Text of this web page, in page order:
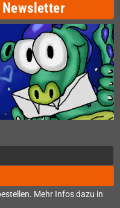
Mehr Infos dazu in